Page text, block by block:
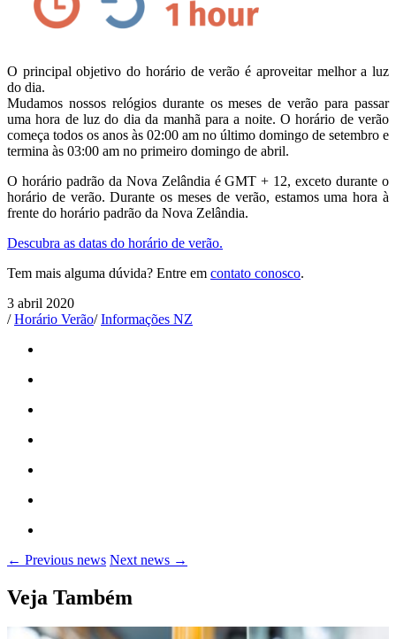
O principal objetivo do horário de verão é aproveitar melhor a luz
do dia.
Mudamos nossos relógios durante os meses de verão para passar
uma hora de luz do dia da manhã para a noite. O horário de verão
começa todos os anos às 02:00 am no último domingo de setembro e
termina às 03:00 am no primeiro domingo de abril.
O horário padrão da Nova Zelândia é GMT + 12, exceto durante o
horário de verão. Durante os meses de verão, estamos uma hora à
frente do horário padrão da Nova Zelândia.
Descubra as datas do horário de verão.
Tem mais alguma dúvida? Entre em contato conosco.
3 abril 2020
/ Horário Verão/ Informações NZ
← Previous news Next news →
Veja Também